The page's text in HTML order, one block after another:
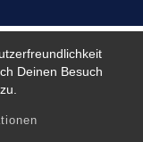
Deinen Besuch